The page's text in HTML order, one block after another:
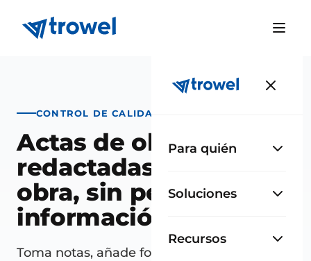
Para quién
Soluciones
Recursos
CONTROL DE CALIDAD
Actas de obra
redactadas a pie de
obra, sin perder
información
Toma notas, añade fotos y organiza la